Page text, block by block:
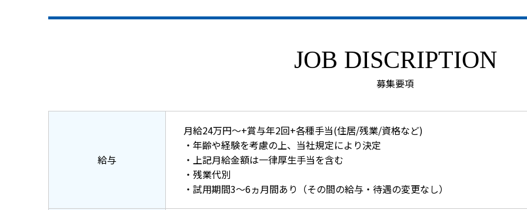
JOB DISCRIPTION
募集要項
給与
⽉給24万円〜+賞与年2回+各種⼿当(住居/残業/資格など)
・年齢や経験を考慮の上、当社規定により決定
・上記⽉給⾦額は⼀律厚⽣⼿当を含む
・残業代別
・試⽤期間3〜6ヵ⽉間あり（その間の給与・待遇の変更なし）